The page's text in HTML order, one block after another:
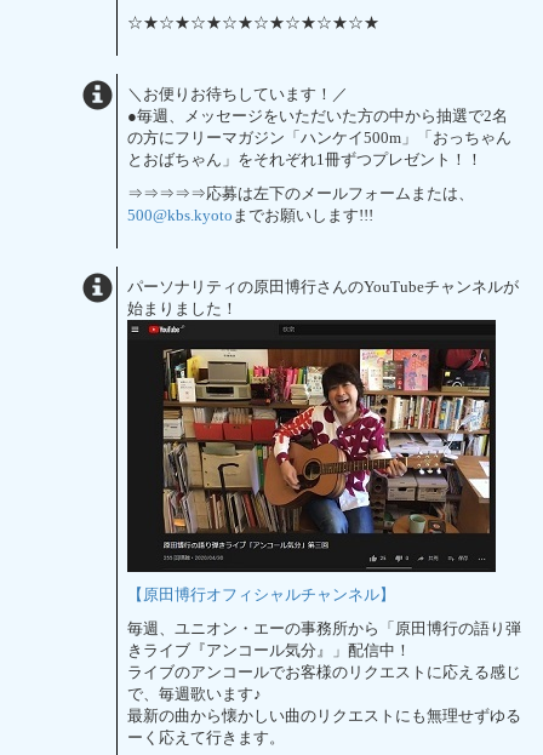
☆★☆★☆★☆★☆★☆★☆★☆★
＼お便りお待ちしています！／
●毎週、メッセージをいただいた方の中から抽選で2名
の方にフリーマガジン「ハンケイ500m」「おっちゃん
とおばちゃん」をそれぞれ1冊ずつプレゼント！！
⇒⇒⇒⇒⇒応募は左下のメールフォームまたは、
500@kbs.kyoto までお願いします!!!
パーソナリティの原田博行さんのYouTubeチャンネルが
始まりました！
【原田博行オフィシャルチャンネル】
毎週、ユニオン・エーの事務所から「原田博行の語り弾
きライブ『アンコール気分』」配信中！
ライブのアンコールでお客様のリクエストに応える感じ
で、毎週歌います♪
最新の曲から懐かしい曲のリクエストにも無理せずゆる
ーく応えて行きます。